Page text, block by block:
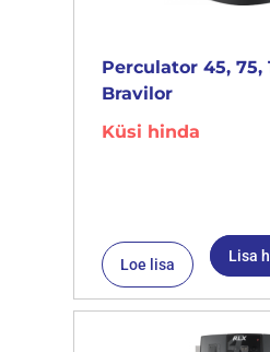
Perculator 45, 75,
Bravilor
Küsi hinda
Loe lisa Lisa